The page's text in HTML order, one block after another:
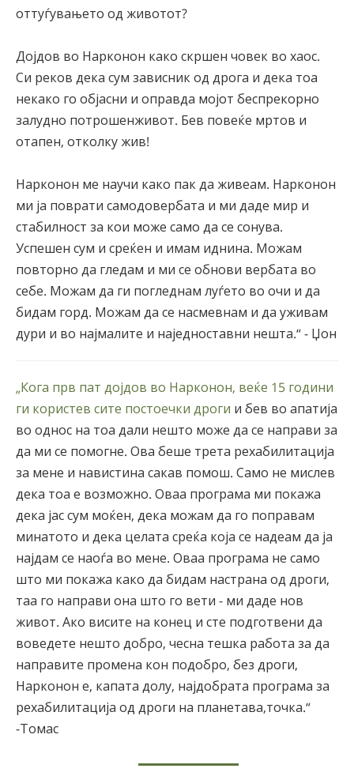
оттуѓувањето од животот?
Дојдов во Нарконон како скршен човек во хаос.
Си реков дека сум зависник од дрога и дека тоа
некако го објасни и оправда мојот беспрекорно
залудно потрошенживот. Бев повеќе мртов и
отапен, отколку жив!
Нарконон ме научи како пак да живеам. Нарконон
ми ја поврати самодовербата и ми даде мир и
стабилност за кои може само да се сонува.
Успешен сум и среќен и имам иднина. Можам
повторно да гледам и ми се обнови вербата во
себе. Можам да ги погледнам луѓето во очи и да
бидам горд. Можам да се насмевнам и да уживам
дури и во најмалите и наједноставни нешта.“ - Џон
„Кога прв пат дојдов во Нарконон, веќе 15 години
ги користев сите постоечки дроги и бев во апатија
во однос на тоа дали нешто може да се направи за
да ми се помогне. Ова беше трета рехабилитација
за мене и навистина сакав помош. Само не мислев
дека тоа е возможно. Оваа програма ми покажа
дека јас сум моќен, дека можам да го поправам
минатото и дека целата среќа која се надеам да ја
најдам се наоѓа во мене. Оваа програма не само
што ми покажа како да бидам настрана од дроги,
таа го направи она што го вети - ми даде нов
живот. Ако висите на конец и сте подготвени да
воведете нешто добро, чесна тешка работа за да
направите промена кон подобро, без дроги,
Нарконон е, капата долу, најдобрата програма за
рехабилитација од дроги на планетава,точка.“
-Томас